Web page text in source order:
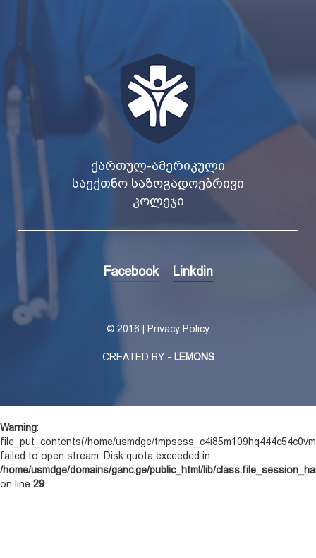
ᲥᲐᲠᲗᲣᲚ-ᲐᲛᲔᲠᲘᲙᲣᲚᲘ
ᲡᲐᲔᲥᲗᲜᲝ ᲡᲐᲖᲝᲒᲐᲓᲝᲔᲑᲠᲘᲕᲘ
ᲙᲝᲚᲔᲯᲘ
Facebook Linkdin
© 2016 | Privacy Policy
CREATED BY - LEMONS
Warning:
file_put_contents(/home/usmdge/
failed to open stream: Disk quota exceeded in
/home/usmdge/domains/ganc.ge/public_html/lib/
on line 29